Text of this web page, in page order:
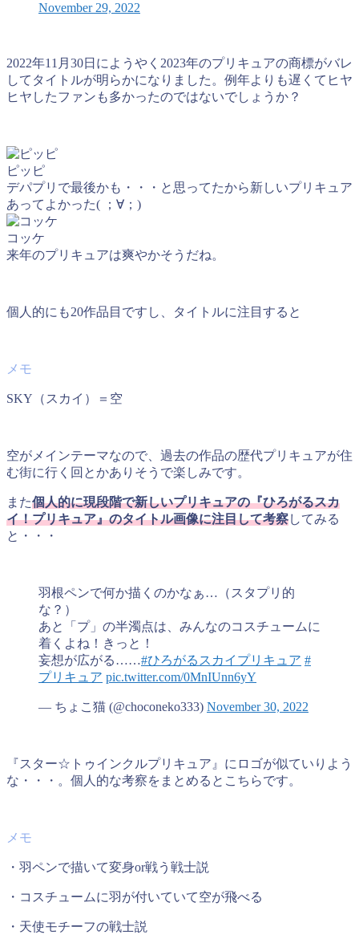
November 29, 2022
2022年11月30日にようやく2023年のプリキュアの商標がバレ
してタイトルが明らかになりました。例年よりも遅くてヒヤ
ヒヤしたファンも多かったのではないでしょうか？
ピッピ
デパプリで最後かも・・・と思ってたから新しいプリキュア
あってよかった( ；∀；)
コッケ
来年のプリキュアは爽やかそうだね。
個人的にも20作品目ですし、タイトルに注目すると
SKY（スカイ）＝空
空がメインテーマなので、過去の作品の歴代プリキュアが住
む街に行く回とかありそうで楽しみです。
また個人的に現段階で新しいプリキュアの『ひろがるスカ
イ！プリキュア』のタイトル画像に注目して考察してみる
と・・・
羽根ペンで何か描くのかなぁ…（スタプリ的
な？）
あと「プ」の半濁点は、みんなのコスチュームに
着くよね！きっと！
妄想が広がる……#ひろがるスカイプリキュア #
プリキュア pic.twitter.com/0MnIUnn6yY
— ちょこ猫 (@choconeko333) November 30, 2022
『スター☆トゥインクルプリキュア』にロゴが似ていりよう
な・・・。個人的な考察をまとめるとこちらです。
・羽ペンで描いて変身or戦う戦士説
・コスチュームに羽が付いていて空が飛べる
・天使モチーフの戦士説